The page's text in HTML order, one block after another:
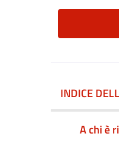
INDICE
A chi è